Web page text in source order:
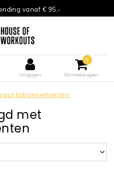
vanaf € 95,-
Inloggen
0
Winkelwagen
sportabonnementen
met